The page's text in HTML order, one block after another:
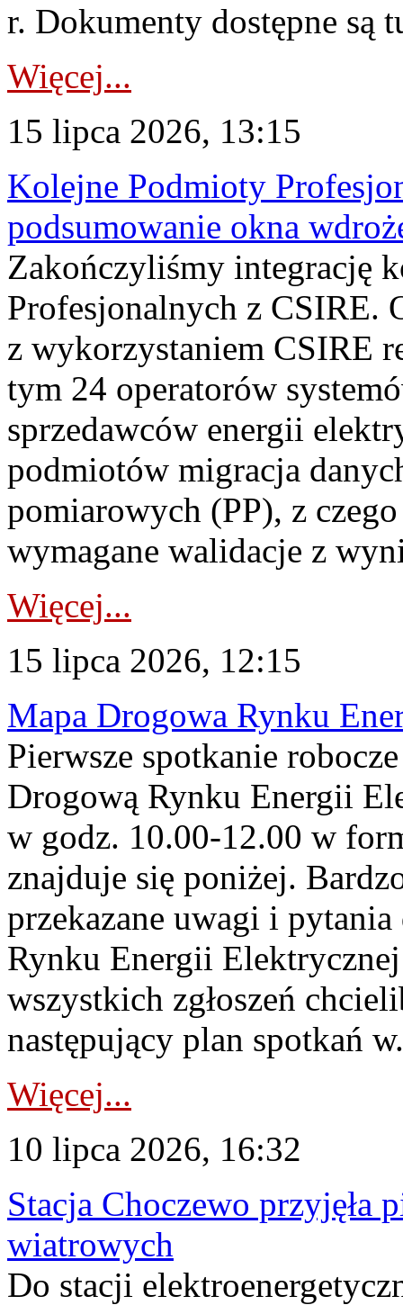
r. Dokumenty dostępne są
Więcej...
15 lipca 2026, 13:15
Kolejne Podmioty
podsumowanie okna
Zakończyliśmy integrację
Profesjonalnych z CSIRE.
z wykorzystaniem CSIRE
tym 24 operatorów
sprzedawców energii
podmiotów migracja
pomiarowych (PP), z
wymagane walidacje z
Więcej...
15 lipca 2026, 12:15
Mapa Drogowa Rynku
Pierwsze spotkanie
Drogową Rynku Energii
w godz. 10.00-12.00 w
znajduje się poniżej.
przekazane uwagi i
Rynku Energii
wszystkich zgłoszeń
następujący plan spotkań
Więcej...
10 lipca 2026, 16:32
Stacja Choczewo przyjęła
wiatrowych
Do stacji